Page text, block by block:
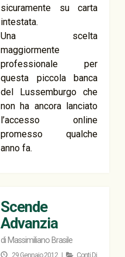
sicuramente su carta
intestata.
Una scelta
maggiormente
professionale per
questa piccola banca
del Lussemburgo che
non ha ancora lanciato
l’accesso online
promesso qualche
anno fa.
Scende
Advanzia
di Massimiliano Brasile
29 Gennaio 2012 |
Conti Di